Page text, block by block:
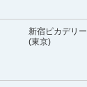
新宿ピカデリー
(東京)